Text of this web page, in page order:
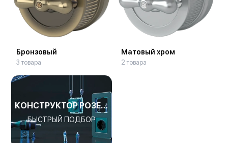
Бронзовый
3 товара
Матовый хром
2 товара
КОНСТРУКТОР РОЗЕТОК И ВЫКЛЮЧАТЕЛЕЙ
БЫСТРЫЙ ПОДБОР